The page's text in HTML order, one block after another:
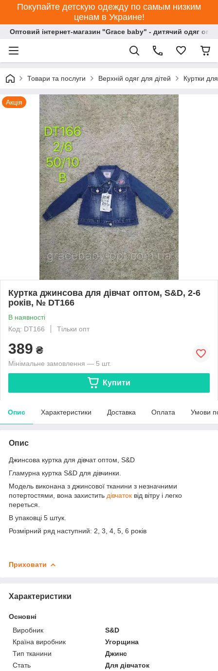
Покупайте детскую одежду по самым низким
ценам в Украине!
Оптовий інтернет-магазин "Grace baby" - дитячий одяг
Товари та послуги Верхній одяг для дітей Куртки для
Акція
Куртка джинсова для дівчат оптом, S&D, 2-6
років, № DT166
В наявності
Код: DT166
Тільки опт
389 ₴
Мінімальне замовлення — 5 шт.
Купити
Опис Характеристики Доставка Оплата Умови
Опис
Джинсова куртка для дівчат оптом, S&D
Гламурна куртка S&D для дівчинки.
Модель виконана з джинсової тканини з незначними
потертостями, вона захистить дівчаток від вітру і легко
переться.
В упаковці 5 штук.
Розмірний ряд наступний: 2, 3, 4, 5, 6 років
Приховати
Характеристики
Основні
Виробник
S&D
Країна виробник
Угорщина
Тип тканини
Джинс
Стать
Для дівчаток